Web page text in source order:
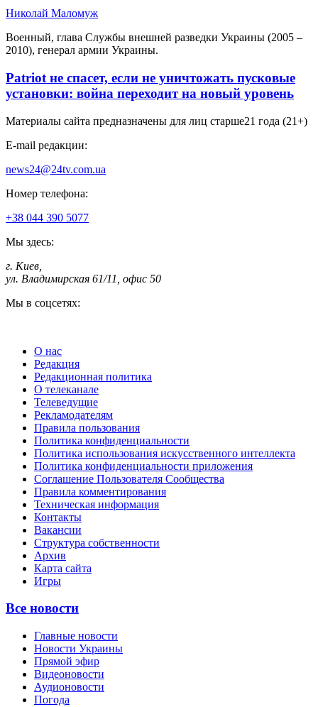
Николай Маломуж
Военный, глава Службы внешней разведки Украины (2005 –
2010), генерал армии Украины.
Patriot не спасет, если не уничтожать пусковые
установки: война переходит на новый уровень
Материалы сайта предназначены для лиц старше21 года (21+)
E-mail редакции:
news24@24tv.com.ua
Номер телефона:
+38 044 390 5077
Мы здесь:
г. Киев
ул. Владимирская 61/11, офис 50
Мы в соцсетях:
О нас
Редакция
Редакционная политика
О телеканале
Телеведущие
Рекламодателям
Правила пользования
Политика конфиденциальности
Политика использования искусственного интеллекта
Политика конфиденциальности приложения
Соглашение Пользователя Сообщества
Правила комментирования
Техническая информация
Контакты
Вакансии
Структура собственности
Архив
Карта сайта
Игры
Все новости
Главные новости
Новости Украины
Прямой эфир
Видеоновости
Аудионовости
Погода